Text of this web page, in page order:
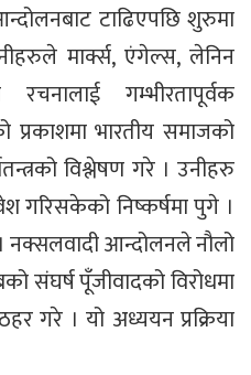
टाढिएपछि शुरुमा
मार्क्स, एंगेल्स, लेनिन
गम्भीरतापूर्वक
भारतीय समाजको
विश्लेषण गरे । उनीहरु
गरिसकेको निष्कर्षमा पुगे ।
नक्सलवादी आन्दोलनले नौलो
संघर्ष पूँजीवादको विरोधमा
गरे । यो अध्ययन प्रक्रिया